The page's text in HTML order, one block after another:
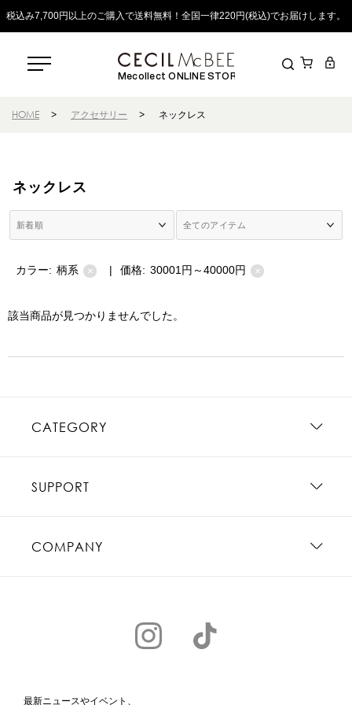
税込み7,700円以上のご購入で送料無料！全国一律220円(税込)でお届けします。
Mecollect ONLINE STORE
HOME > アクセサリー > ネックレス
ネックレス
カラー: 柄系 × | 価格: 30001円～40000円 ×
該当商品が見つかりませんでした。
CATEGORY
SUPPORT
COMPANY
最新ニュースやイベント、